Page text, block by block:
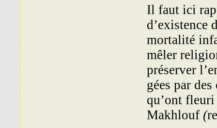
Il faut ici
d’existence
mortalité
mêler
préserver
gées par
qu’ont
Makhlouf (